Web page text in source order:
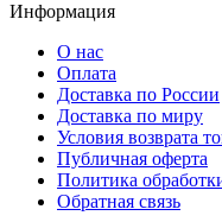
Информация
О нас
Оплата
Доставка по России
Доставка по миру
Условия возврата
Публичная оферта
Политика
Обратная связь